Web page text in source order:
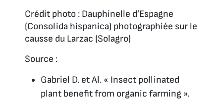
Crédit photo : Dauphinelle d’Espagne
(Consolida hispanica) photographiée sur le
causse du Larzac (Solagro)
Source :
Gabriel D. et Al. « Insect pollinated
plant benefit from organic farming ».